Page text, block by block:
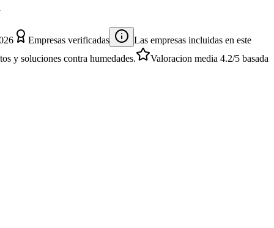
Empresas verificadas
Las empresas incluidas en este
y soluciones contra humedades.
Valoracion media 4.2/5 basada